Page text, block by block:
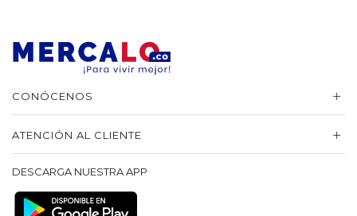
CONÓCENOS
ATENCIÓN AL CLIENTE
DESCARGA NUESTRA APP